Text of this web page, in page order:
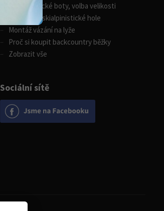
Sociální sítě
Skialpinistické boty, volba velikosti
Jak vybrat skialpinistické hole
Montáž vázání na lyže
Proč si koupit backcountry běžky
Zobrazit vše